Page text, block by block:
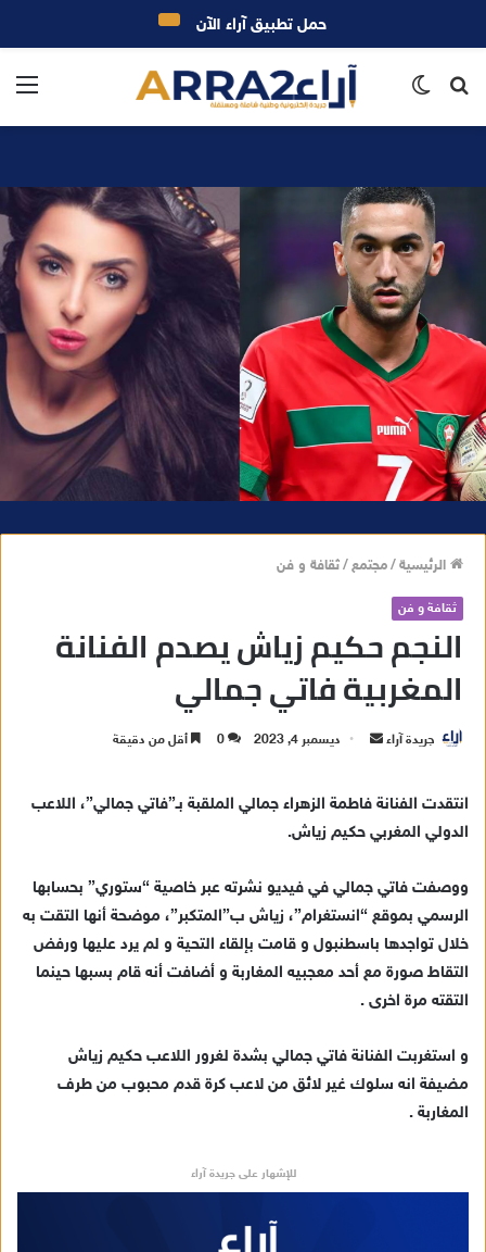
بحث
الرئيسية/مجتمع/ثقافة و فن
ثقافة و فن
النجم حكيم زياش يصدم الفنانة
المغربية فاتي جمالي
جريدة آراء
ي
ا
إ
ل
ت
ر
ديسمبر 4, 2023 0 أقل من دقيقة
انتقدت الفنانة فاطمة الزهراء جمالي الملقبة بـ”فاتي جمالي”، اللاعب
الدولي المغربي حكيم زياش.
ووصفت فاتي جمالي في فيديو نشرته عبر خاصية “ستوري” بحسابها
الرسمي بموقع “انستغرام”، زياش ب”المتكبر”، موضحة أنها التقت به
خلال تواجدها باسطنبول و قامت بإلقاء التحية و لم يرد عليها ورفض
التقاط صورة مع أحد معجبيه المغاربة و أضافت أنه قام بسبها حينما
التقته مرة اخرى .
و استغربت الفنانة فاتي جمالي بشدة لغرور اللاعب حكيم زياش
مضيفة انه سلوك غير لائق من لاعب كرة قدم محبوب من طرف
المغاربة .
للإشهار على جريدة آراء
حمل تطبيق آراء الآن